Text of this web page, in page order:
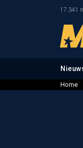
17.341
Home